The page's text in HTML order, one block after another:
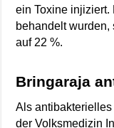
ein Toxine injiziert.
behandelt
auf 22 %.
Bringaraja
Als
der Volksmedizin